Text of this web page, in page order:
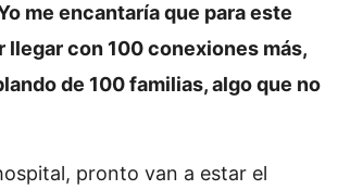
me encantaría que para este
llegar con 100 conexiones más,
de 100 familias, algo que no
pronto van a estar el